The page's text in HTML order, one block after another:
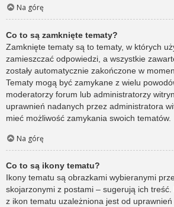
Na górę
Co to są zamknięte tematy?
Zamknięte tematy są to tematy, w których
zamieszczać odpowiedzi, a wszystkie
zostały automatycznie zakończone w
Tematy mogą być zamykane z wielu
moderatorzy forum lub administratorzy
uprawnień nadanych przez administratora
mieć możliwość zamykania swoich tematów.
Na górę
Co to są ikony tematu?
Ikony tematu są obrazkami wybieranymi
skojarzonymi z postami – sugerują ich
z ikon tematu uzależniona jest od